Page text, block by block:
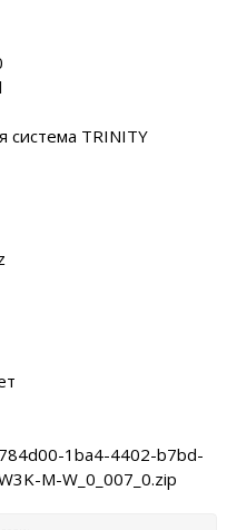
система TRINITY
1ba4-4402-b7bd-
M-W_0_007_0.zip